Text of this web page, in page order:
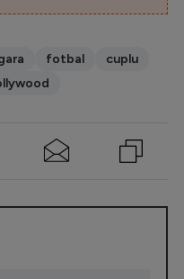
fotbal
cuplu